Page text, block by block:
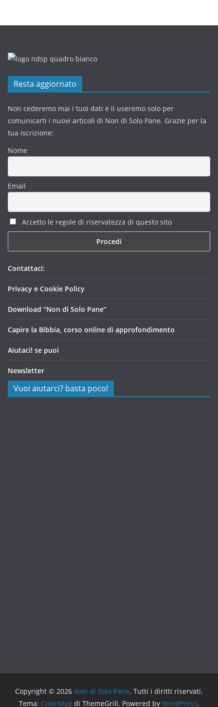
Resta aggiornato
Non cederemo mai i tuoi dati e li useremo solo per
comunicarti i nuovi articoli di Non di Solo Pane. Grazie per la
tua iscrizione:
Nome
Email
Accetto le regole di riservatezza di questo sito
Contattaci:
Privacy e Cookie Policy
Download “Non di Solo Pane”
Capire la Bibbia, corso online di approfondimento
Aiutaci! se puoi
Newsletter
Vuoi aiutarci? basta poco!
Copyright © 2026 Non di Solo Pane. Tutti i diritti riservati.
Tema: ColorMag di ThemeGrill. Powered by WordPress.